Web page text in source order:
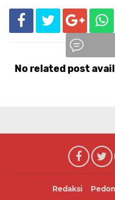
No related post
Redaksi